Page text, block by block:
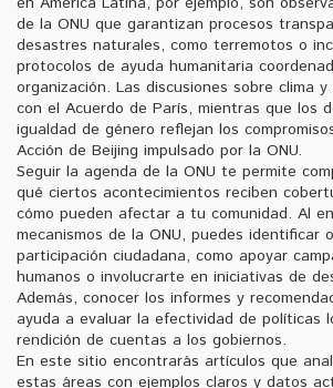
de la ONU que garantizan procesos
desastres naturales, como terremotos o
protocolos de ayuda humanitaria
organización. Las discusiones sobre clima
con el Acuerdo de París, mientras que los
igualdad de género reflejan los
Acción de Beijing impulsado por la ONU.
Seguir la agenda de la ONU te permite
qué ciertos acontecimientos reciben
cómo pueden afectar a tu comunidad. Al
mecanismos de la ONU, puedes identificar
participación ciudadana, como apoyar
humanos o involucrarte en iniciativas de
Además, conocer los informes y
ayuda a evaluar la efectividad de políticas
rendición de cuentas a los gobiernos.
En este sitio encontrarás artículos que
estas áreas con ejemplos claros y datos